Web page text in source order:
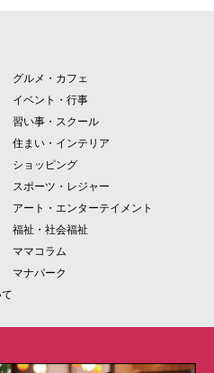
グルメ・カフェ
イベント・行事
習い事・スクール
住まい・インテリア
ショッピング
スポーツ・レジャー
アート・エンターテイメント
福祉・社会福祉
ママコラム
マナパーク